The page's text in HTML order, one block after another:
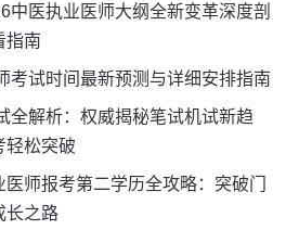
中医执业医师大纲全新变革深度剖
指南
考试时间最新预测与详细安排指南
全解析：权威揭秘笔试机试新趋
轻松突破
医师报考第二学历全攻略：突破门
长之路